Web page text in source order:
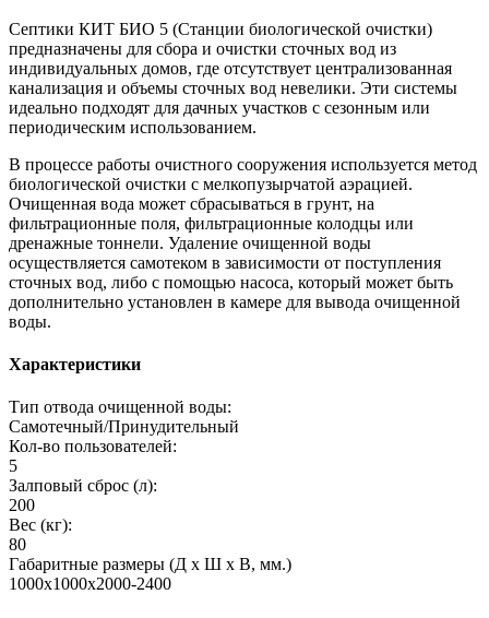
Септики КИТ БИО 5 (Станции биологической очистки)
предназначены для сбора и очистки сточных вод из
индивидуальных домов, где отсутствует централизованная
канализация и объемы сточных вод невелики. Эти системы
идеально подходят для дачных участков с сезонным или
периодическим использованием.
В процессе работы очистного сооружения используется метод
биологической очистки с мелкопузырчатой аэрацией.
Очищенная вода может сбрасываться в грунт, на
фильтрационные поля, фильтрационные колодцы или
дренажные тоннели. Удаление очищенной воды
осуществляется самотеком в зависимости от поступления
сточных вод, либо с помощью насоса, который может быть
дополнительно установлен в камере для вывода очищенной
воды.
Характеристики
Тип отвода очищенной воды:
Самотечный/Принудительный
Кол-во пользователей:
5
Залповый сброс (л):
200
Вес (кг):
80
Габаритные размеры (Д х Ш х В, мм.)
1000х1000х2000-2400